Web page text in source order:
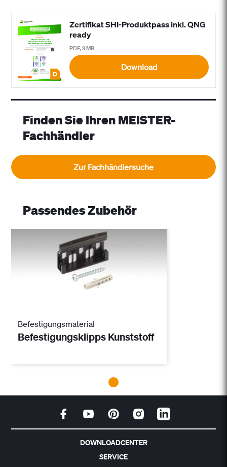
Zertifikat SHI-Produktpass inkl. QNG
ready
PDF, 3 MB
Download
Finden Sie Ihren MEISTER-
Fachhändler
Zur Fachhändlersuche
Passendes Zubehör
Befestigungsmaterial
Befestigungsklipps Kunststoff
DOWNLOADCENTER
SERVICE